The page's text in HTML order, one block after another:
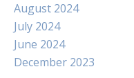
August 2024
July 2024
June 2024
December 2023